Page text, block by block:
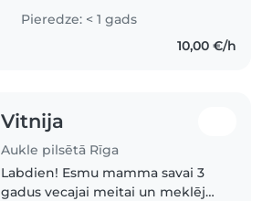
compiti e attività creative come
disegno e musica in italiano e
Pieredze: < 1 gads
10,00 €/h
Vitnija
Aukle pilsētā Rīga
Labdien! Esmu mamma savai 3
gadus vecajai meitai un meklēju